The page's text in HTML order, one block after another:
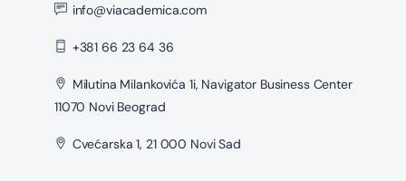
info@viacademica.com
+381 66 23 64 36
Milutina Milankovića 1i, Navigator Business Center
11070 Novi Beograd
Cvećarska 1, 21 000 Novi Sad